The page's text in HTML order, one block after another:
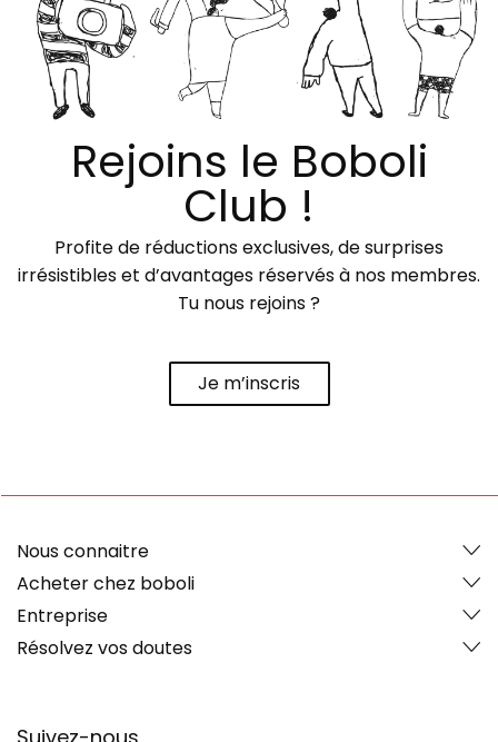
Rejoins le Boboli
Club !
Profite de réductions exclusives, de surprises
irrésistibles et d’avantages réservés à nos membres.
Tu nous rejoins ?
Je m’inscris
Nous connaitre
Acheter chez boboli
Entreprise
Résolvez vos doutes